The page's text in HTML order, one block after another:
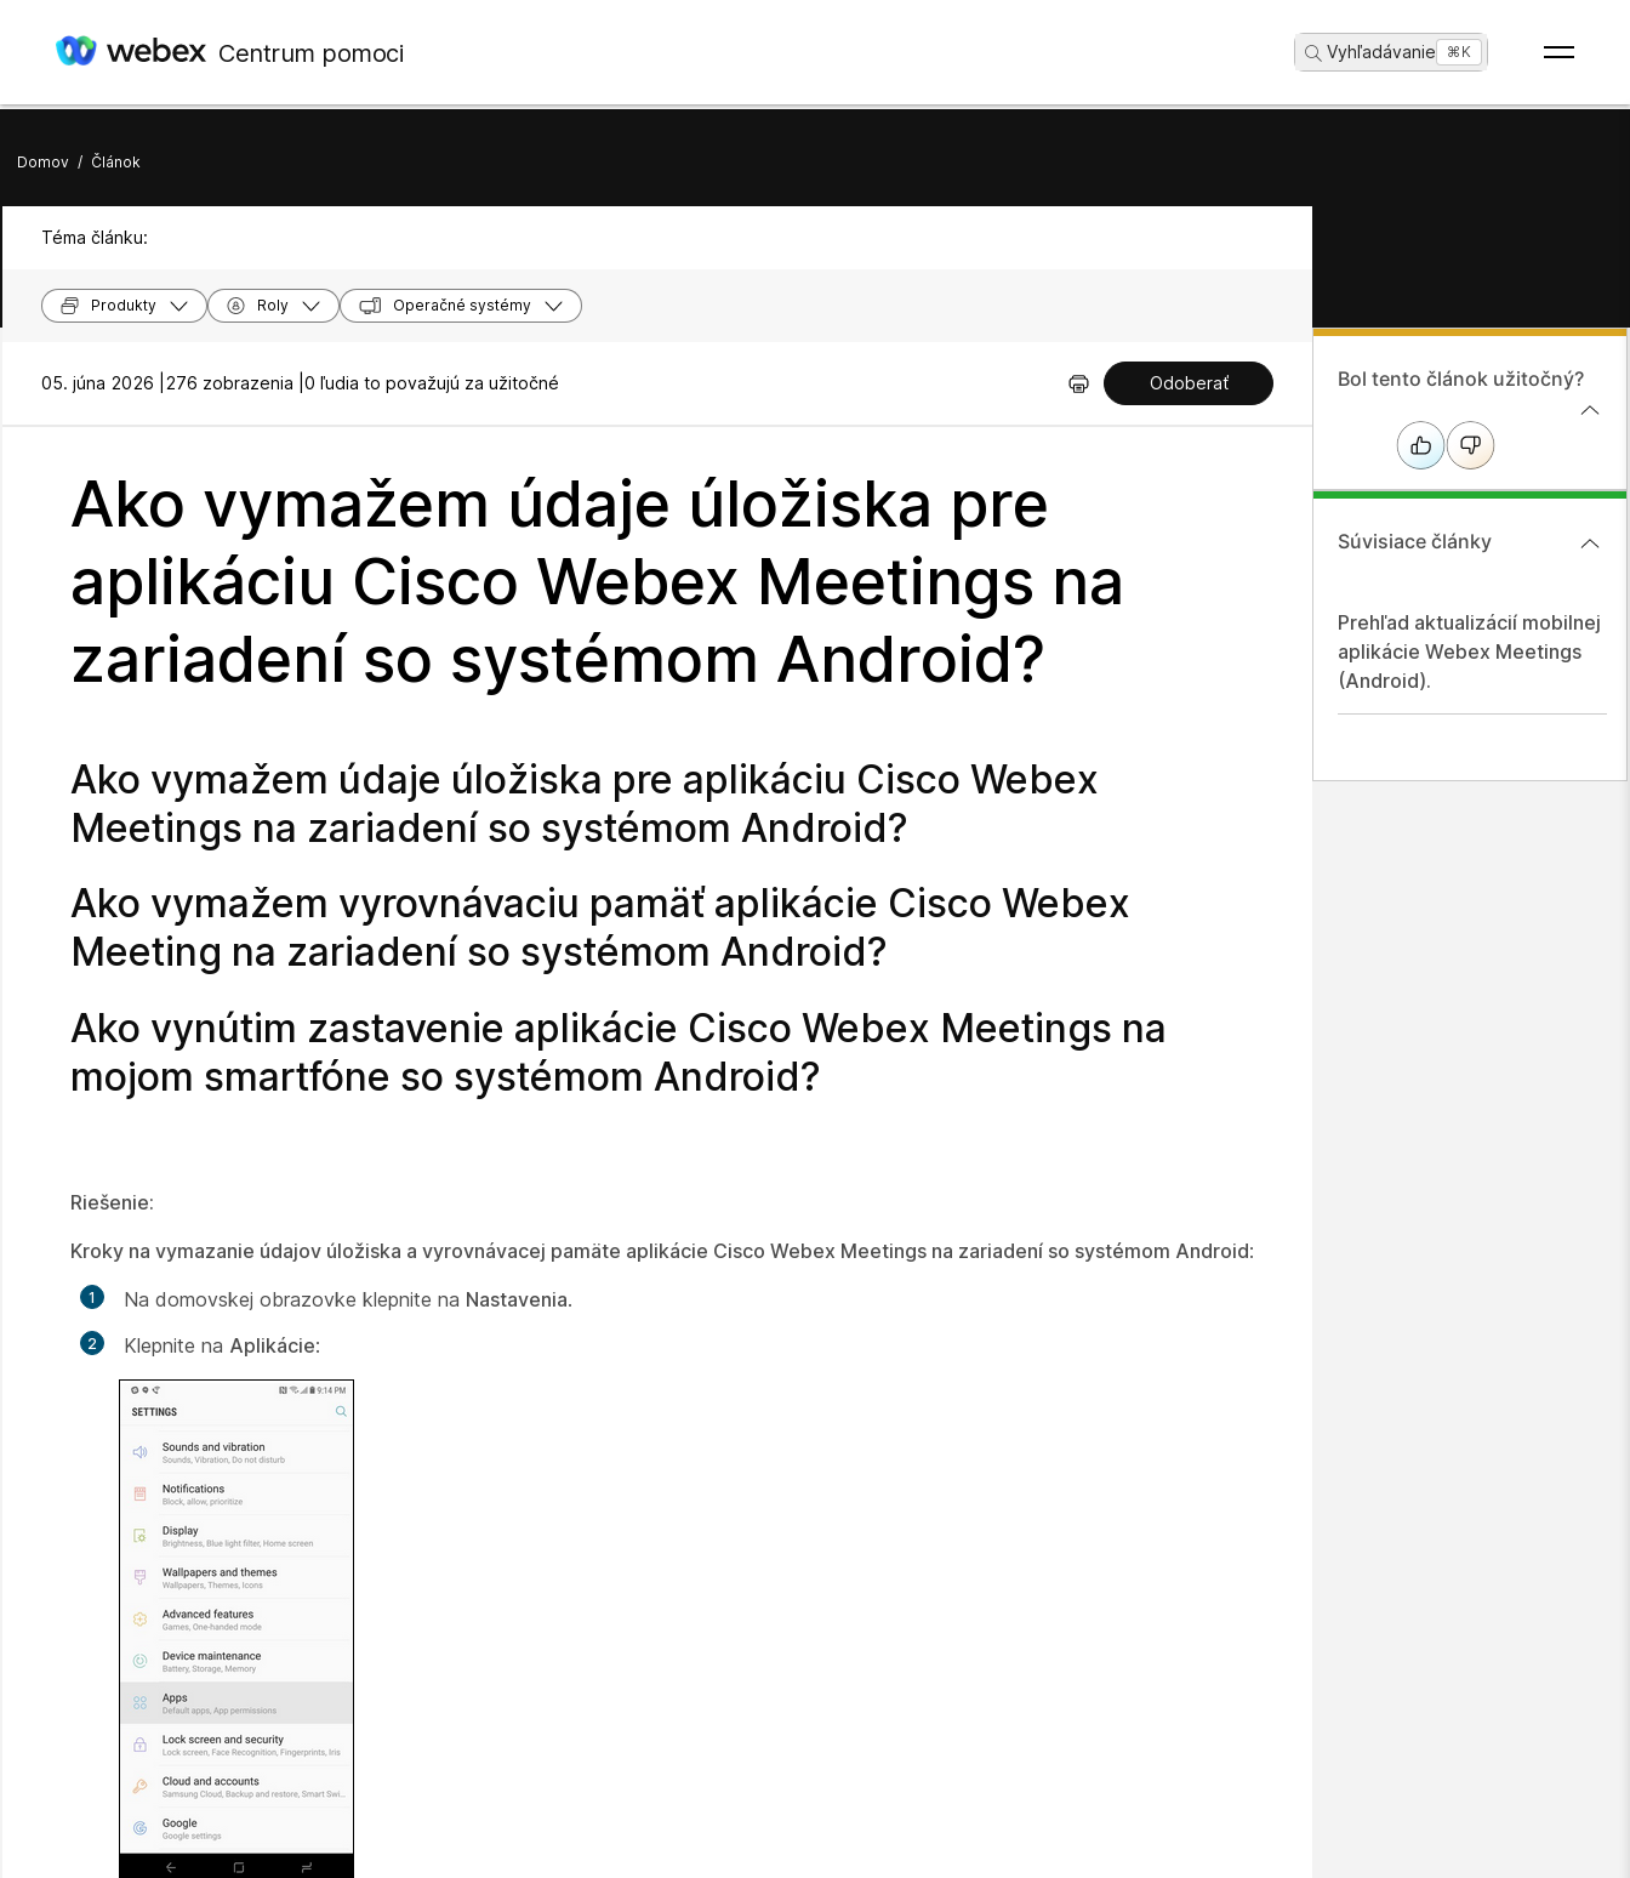
Centrum pomoci Vyhľadávanie ...⌘K
Domov / Článok
Téma článku:
Produkty Roly Operačné systémy
05. júna 2026 | 276 zobrazenia | 0 ľudia to považujú za užitočné Odoberať
Ako vymažem údaje úložiska pre
aplikáciu Cisco Webex Meetings na
zariadení so systémom Android?
Ako vymažem údaje úložiska pre aplikáciu Cisco Webex
Meetings na zariadení so systémom Android?
Ako vymažem vyrovnávaciu pamäť aplikácie Cisco Webex
Meeting na zariadení so systémom Android?
Ako vynútim zastavenie aplikácie Cisco Webex Meetings na
mojom smartfóne so systémom Android?
Riešenie:
Kroky na vymazanie údajov úložiska a vyrovnávacej pamäte aplikácie Cisco Webex Meetings na zariadení so systémom Android:
Na domovskej obrazovke klepnite na Nastavenia.
Klepnite na Aplikácie:
Bol tento článok užitočný?
Súvisiace články
Prehľad aktualizácií mobilnej
aplikácie Webex Meetings
(Android).